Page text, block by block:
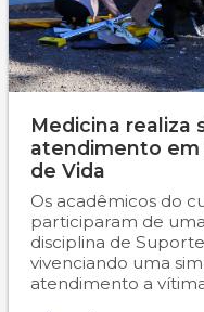
Medicina realiza
atendimento em
de Vida
Os acadêmicos do
participaram de
disciplina de
vivenciando uma
atendimento a